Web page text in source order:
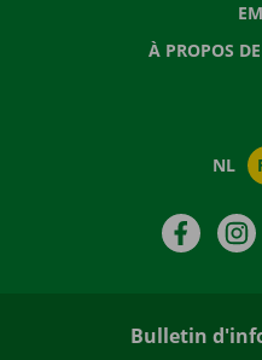
À PROPOS
NL
Bulletin